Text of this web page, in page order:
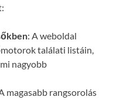
: A weboldal
találati listáin,
nagyobb
magasabb rangsorolás